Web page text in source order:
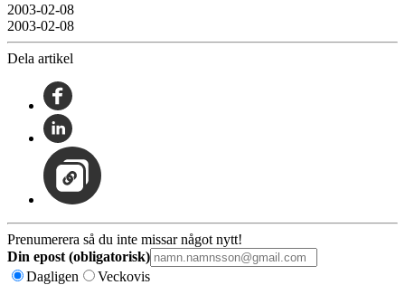
2003-02-08
2003-02-08
Dela artikel
Prenumerera så du inte missar något nytt!
Din epost (obligatorisk)
Dagligen
Veckovis